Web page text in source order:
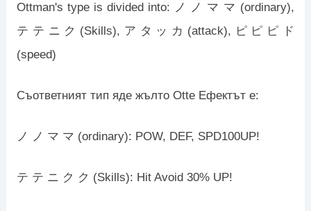
Ottman's type is divided into: ノ ノ マ マ (ordinary),
テ テ ニ ク (Skills), ア タ ッ カ (attack), ピ ピ ピ ド
(speed)
Съответният тип яде жълто Otte Ефектът е:
ノ ノ マ マ (ordinary): POW, DEF, SPD100UP!
テ テ ニ ク ク (Skills): Hit Avoid 30% UP!